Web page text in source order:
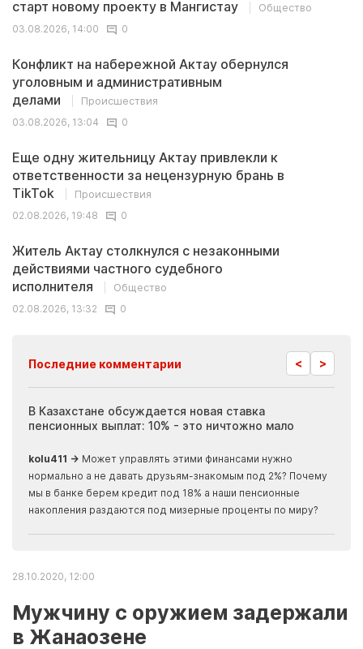
старт новому проекту в Мангистау
Общество
03.08.2026, 14:00
0
Конфликт на набережной Актау обернулся
уголовным и административным
делами
Происшествия
03.08.2026, 13:04
0
Еще одну жительницу Актау привлекли к
ответственности за нецензурную брань в
TikTok
Происшествия
02.08.2026, 19:48
0
Житель Актау столкнулся с незаконными
действиями частного судебного
исполнителя
Общество
02.08.2026, 13:32
0
Последние комментарии < >
В Казахстане обсуждается новая ставка
пенсионных выплат: 10% - это ничтожно мало
kolu411 → Может управлять этими финансами нужно
нормально а не давать друзьям-знакомым под 2%? Почему
мы в банке берем кредит под 18% а наши пенсионные
накопления раздаются под мизерные проценты по миру?
28.10.2020, 12:00
Мужчину с оружием задержали
в Жанаозене